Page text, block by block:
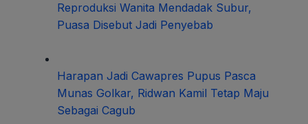
Reproduksi Wanita Mendadak Subur,
Puasa Disebut Jadi Penyebab
Harapan Jadi Cawapres Pupus Pasca
Munas Golkar, Ridwan Kamil Tetap Maju
Sebagai Cagub